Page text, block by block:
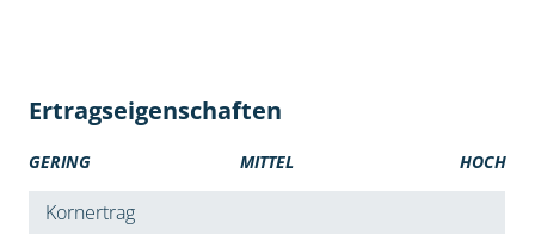
Ertragseigenschaften
GERING MITTEL HOCH
Kornertrag